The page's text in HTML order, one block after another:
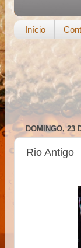
Início
DOMINGO, 23
Rio Antigo